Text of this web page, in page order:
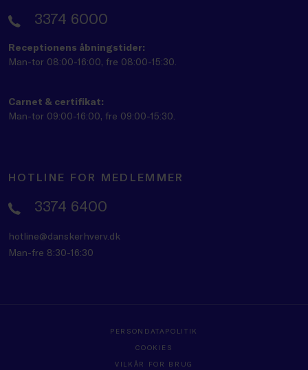
3374 6000
Receptionens åbningstider:
Man-tor 08:00-16:00, fre 08:00-15:30.
Carnet & certifikat:
Man-tor 09:00-16:00, fre 09:00-15:30.
HOTLINE FOR MEDLEMMER
3374 6400
hotline@danskerhverv.dk
Man-fre 8:30-16:30
PERSONDATAPOLITIK
COOKIES
VILKÅR FOR BRUG